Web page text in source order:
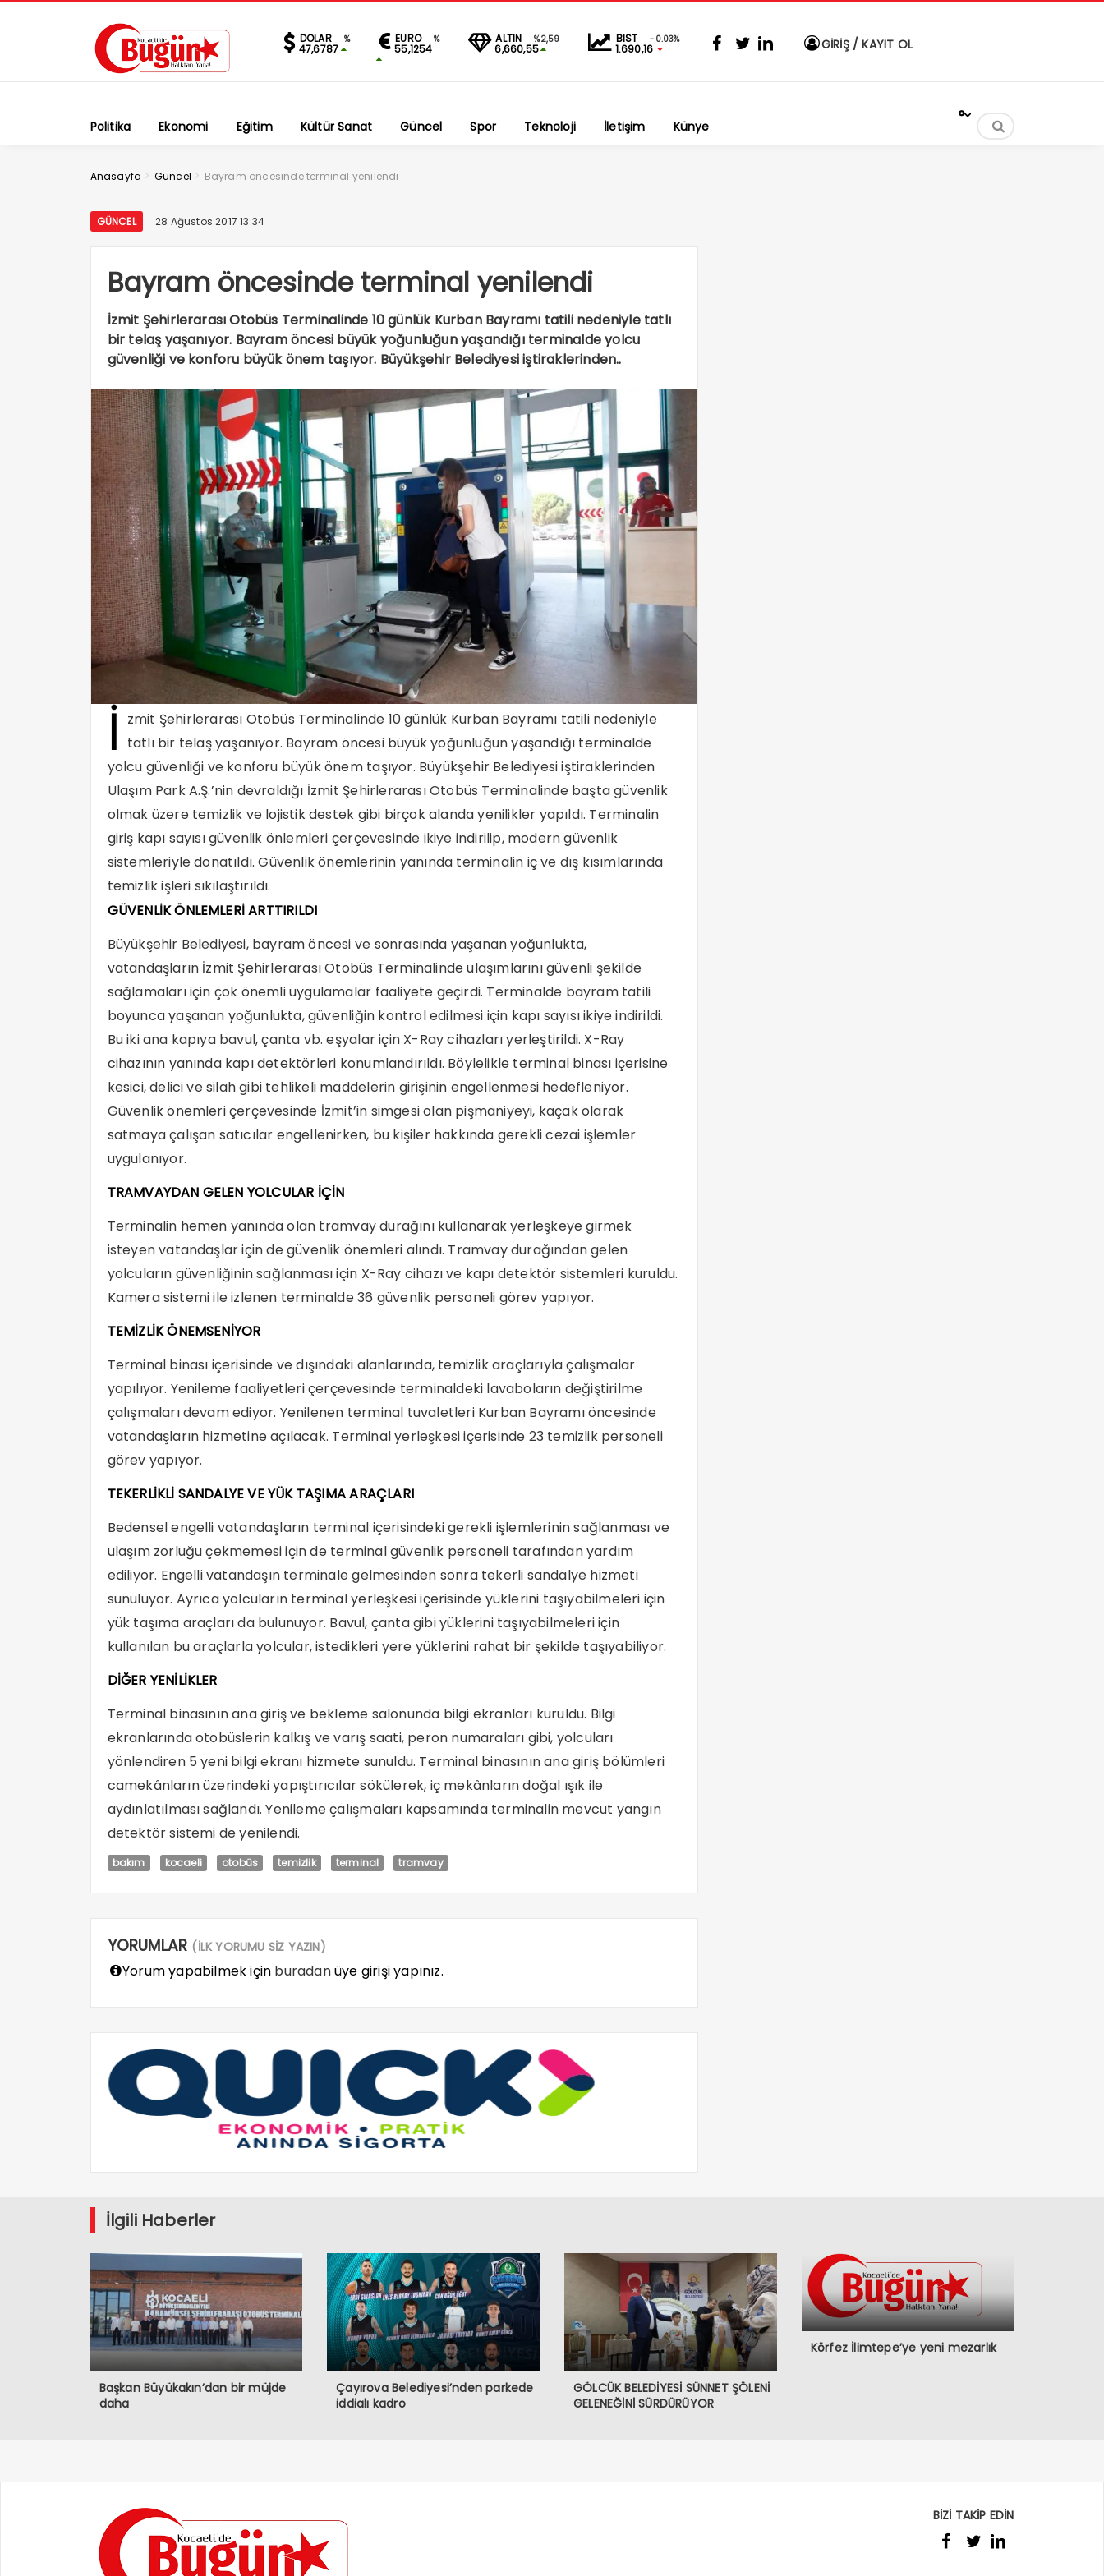
DOLAR %
47,6787
EURO %
55,1254
ALTIN %2,59
6,660,55
BIST -0.03%
1.690,16 GİRİŞ / KAYIT OL
Politika Ekonomi Eğitim Kültür Sanat Güncel Spor Teknoloji İletişim Künye
°
Anasayfa > Güncel > Bayram öncesinde terminal yenilendi
GÜNCEL 28 Ağustos 2017 13:34
Bayram öncesinde terminal yenilendi
İzmit Şehirlerarası Otobüs Terminalinde 10 günlük Kurban Bayramı tatili nedeniyle tatlı
bir telaş yaşanıyor. Bayram öncesi büyük yoğunluğun yaşandığı terminalde yolcu
güvenliği ve konforu büyük önem taşıyor. Büyükşehir Belediyesi iştiraklerinden..
İ zmit Şehirlerarası Otobüs Terminalinde 10 günlük Kurban Bayramı tatili nedeniyle
tatlı bir telaş yaşanıyor. Bayram öncesi büyük yoğunluğun yaşandığı terminalde
yolcu güvenliği ve konforu büyük önem taşıyor. Büyükşehir Belediyesi iştiraklerinden
Ulaşım Park A.Ş.’nin devraldığı İzmit Şehirlerarası Otobüs Terminalinde başta güvenlik
olmak üzere temizlik ve lojistik destek gibi birçok alanda yenilikler yapıldı. Terminalin
giriş kapı sayısı güvenlik önlemleri çerçevesinde ikiye indirilip, modern güvenlik
sistemleriyle donatıldı. Güvenlik önemlerinin yanında terminalin iç ve dış kısımlarında
temizlik işleri sıkılaştırıldı.
GÜVENLİK ÖNLEMLERİ ARTTIRILDI
Büyükşehir Belediyesi, bayram öncesi ve sonrasında yaşanan yoğunlukta,
vatandaşların İzmit Şehirlerarası Otobüs Terminalinde ulaşımlarını güvenli şekilde
sağlamaları için çok önemli uygulamalar faaliyete geçirdi. Terminalde bayram tatili
boyunca yaşanan yoğunlukta, güvenliğin kontrol edilmesi için kapı sayısı ikiye indirildi.
Bu iki ana kapıya bavul, çanta vb. eşyalar için X-Ray cihazları yerleştirildi. X-Ray
cihazının yanında kapı detektörleri konumlandırıldı. Böylelikle terminal binası içerisine
kesici, delici ve silah gibi tehlikeli maddelerin girişinin engellenmesi hedefleniyor.
Güvenlik önemleri çerçevesinde İzmit’in simgesi olan pişmaniyeyi, kaçak olarak
satmaya çalışan satıcılar engellenirken, bu kişiler hakkında gerekli cezai işlemler
uygulanıyor.
TRAMVAYDAN GELEN YOLCULAR İÇİN
Terminalin hemen yanında olan tramvay durağını kullanarak yerleşkeye girmek
isteyen vatandaşlar için de güvenlik önemleri alındı. Tramvay durağından gelen
yolcuların güvenliğinin sağlanması için X-Ray cihazı ve kapı detektör sistemleri kuruldu.
Kamera sistemi ile izlenen terminalde 36 güvenlik personeli görev yapıyor.
TEMİZLİK ÖNEMSENİYOR
Terminal binası içerisinde ve dışındaki alanlarında, temizlik araçlarıyla çalışmalar
yapılıyor. Yenileme faaliyetleri çerçevesinde terminaldeki lavaboların değiştirilme
çalışmaları devam ediyor. Yenilenen terminal tuvaletleri Kurban Bayramı öncesinde
vatandaşların hizmetine açılacak. Terminal yerleşkesi içerisinde 23 temizlik personeli
görev yapıyor.
TEKERLİKLİ SANDALYE VE YÜK TAŞIMA ARAÇLARI
Bedensel engelli vatandaşların terminal içerisindeki gerekli işlemlerinin sağlanması ve
ulaşım zorluğu çekmemesi için de terminal güvenlik personeli tarafından yardım
ediliyor. Engelli vatandaşın terminale gelmesinden sonra tekerli sandalye hizmeti
sunuluyor. Ayrıca yolcuların terminal yerleşkesi içerisinde yüklerini taşıyabilmeleri için
yük taşıma araçları da bulunuyor. Bavul, çanta gibi yüklerini taşıyabilmeleri için
kullanılan bu araçlarla yolcular, istedikleri yere yüklerini rahat bir şekilde taşıyabiliyor.
DİĞER YENİLİKLER
Terminal binasının ana giriş ve bekleme salonunda bilgi ekranları kuruldu. Bilgi
ekranlarında otobüslerin kalkış ve varış saati, peron numaraları gibi, yolcuları
yönlendiren 5 yeni bilgi ekranı hizmete sunuldu. Terminal binasının ana giriş bölümleri
camekânların üzerindeki yapıştırıcılar sökülerek, iç mekânların doğal ışık ile
aydınlatılması sağlandı. Yenileme çalışmaları kapsamında terminalin mevcut yangın
detektör sistemi de yenilendi.
bakım kocaeli otobüs temizlik terminal tramvay
YORUMLAR (İLK YORUMU SİZ YAZIN)
Yorum yapabilmek için buradanüye girişi yapınız.
İlgili Haberler
Başkan Büyükakın’dan bir müjde
daha
Çayırova Belediyesi’nden parkede
iddialı kadro
GÖLCÜK BELEDİYESİ SÜNNET ŞÖLENİ
GELENEĞİNİ SÜRDÜRÜYOR
Körfez İlimtepe’ye yeni mezarlık
BİZİ TAKİP EDİN